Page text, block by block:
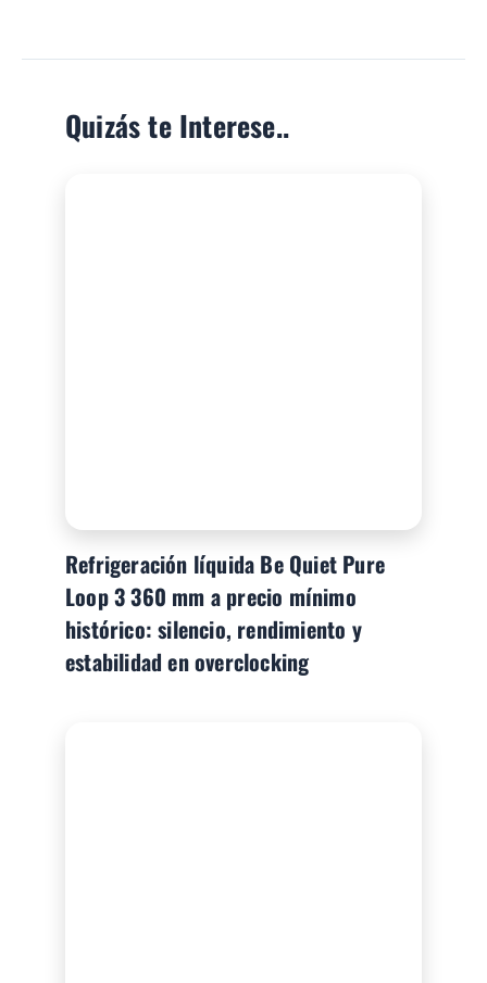
Quizás te Interese..
Refrigeración líquida Be Quiet Pure
Loop 3 360 mm a precio mínimo
histórico: silencio, rendimiento y
estabilidad en overclocking